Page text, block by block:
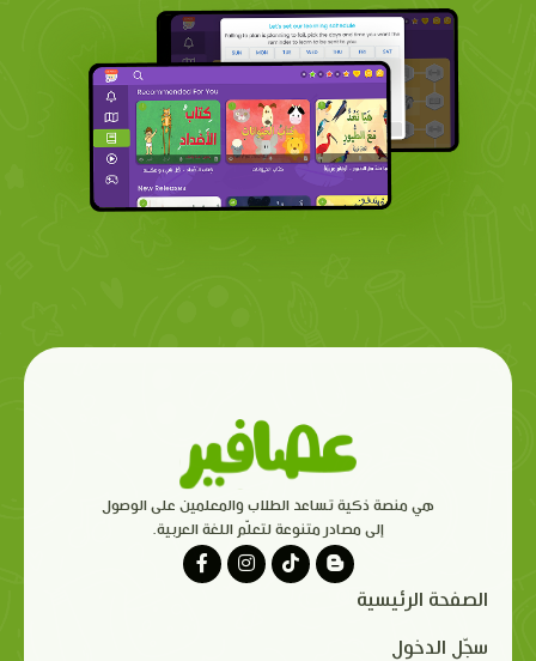
هي منصة ذكية تساعد الطلاب والمعلمين على الوصول
إلى مصادر متنوعة لتعلّم اللغة العربية.
الصفحة الرئيسية
سجّل الدخول